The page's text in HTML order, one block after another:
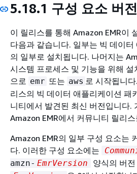
5.18.1 구성 요소 버전
이 릴리스를 통해 Amazon EMR이
다음과 같습니다. 일부는 빅 데이
의 일부로 설치됩니다. 나머지는
시스템 프로세스 및 기능을 위해 설
으로 emr 또는 aws 로 시작됩니
리스의 빅 데이터 애플리케이션 패
니티에서 발견된 최신 버전입니다.
Amazon EMR에서 커뮤니티 릴리
Amazon EMR의 일부 구성 요소는
다. 이러한 구성 요소에는
amzn- EmrVersion 양식의 버